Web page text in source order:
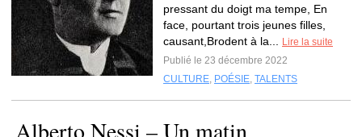
pressant du doigt ma tempe, En
face, pourtant trois jeunes filles,
causant,Brodent à la...
Lire la suite
Publié le 23 décembre 2022
CULTURE, POÉSIE, TALENTS
Alberto Nessi – Un matin